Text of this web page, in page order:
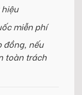
miễn phí
đồng, nếu
toàn trách